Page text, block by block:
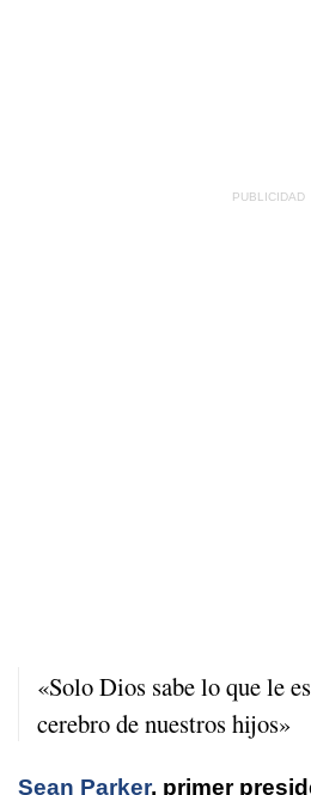
«Solo Dios sabe lo que le
cerebro de nuestros hijos»
Sean Parker, primer